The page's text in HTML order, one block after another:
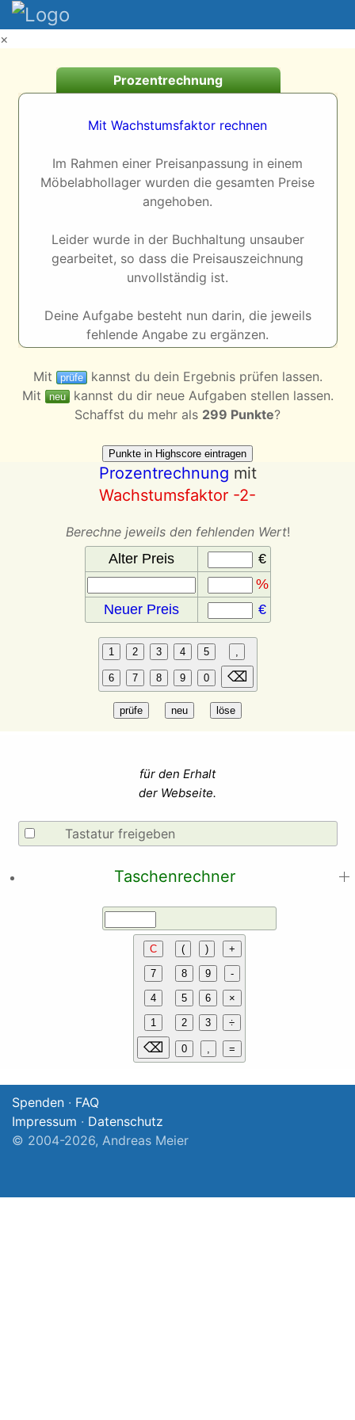
×
Prozentrechnung
Mit Wachstumsfaktor rechnen
Im Rahmen einer Preisanpassung in einem
Möbelabhollager wurden die gesamten Preise
angehoben.
Leider wurde in der Buchhaltung unsauber
gearbeitet, so dass die Preisauszeichnung
unvollständig ist.
Deine Aufgabe besteht nun darin, die jeweils
fehlende Angabe zu ergänzen.
Mit prüfekannst du dein Ergebnis prüfen lassen.
Mit neukannst du dir neue Aufgaben stellen lassen.
Schaffst du mehr als 299 Punkte?
Prozentrechnung mit
Wachstumsfaktor -2-
Berechne jeweils den fehlenden Wert!
Alter Preis
€
%
Neuer Preis
€
für den Erhalt
der Webseite.
Tastatur freigeben
Taschenrechner
Spenden · FAQ
Impressum · Datenschutz
© 2004-2026, Andreas Meier